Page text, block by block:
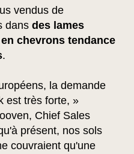
vendus de
dans des lames
chevrons tendance
.
la demande
est très forte, »
Chief Sales
présent, nos sols
couvraient qu'une